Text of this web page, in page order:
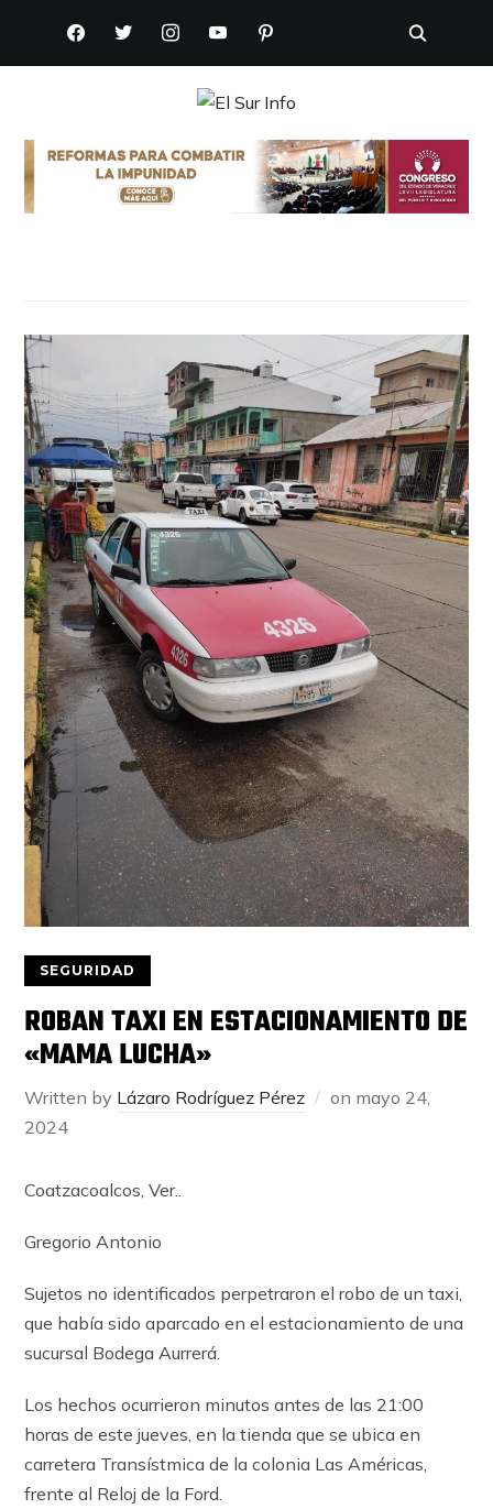
FACEBOOKTWITTERINSTAGRAMYOUTUBEPINTEREST
SEGURIDAD
ROBAN TAXI EN ESTACIONAMIENTO DE
«MAMA LUCHA»
Written by Lázaro Rodríguez Pérez on mayo 24,
2024
Coatzacoalcos, Ver..
Gregorio Antonio
Sujetos no identificados perpetraron el robo de un taxi,
que había sido aparcado en el estacionamiento de una
sucursal Bodega Aurrerá.
Los hechos ocurrieron minutos antes de las 21:00
horas de este jueves, en la tienda que se ubica en
carretera Transístmica de la colonia Las Américas,
frente al Reloj de la Ford.